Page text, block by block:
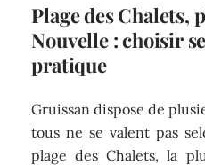
Plage des Chalets,
Nouvelle : choisir
pratique
Gruissan dispose de
tous ne se valent pas
plage des Chalets, la